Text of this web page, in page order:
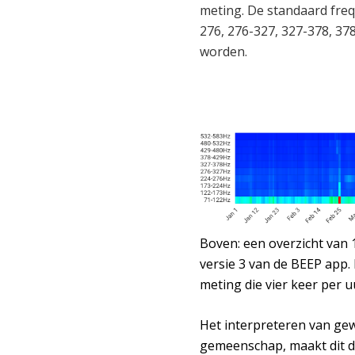
meting. De standaard
276, 276-327, 327-378,
worden.
Boven: een overzicht
versie 3 van de BEEP
meting die vier keer per
Het interpreteren van
gemeenschap, maakt dit